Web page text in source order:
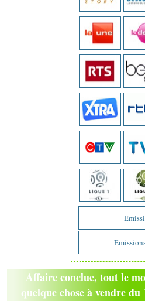
Affaire conclue, tout le
quelque chose à vendre